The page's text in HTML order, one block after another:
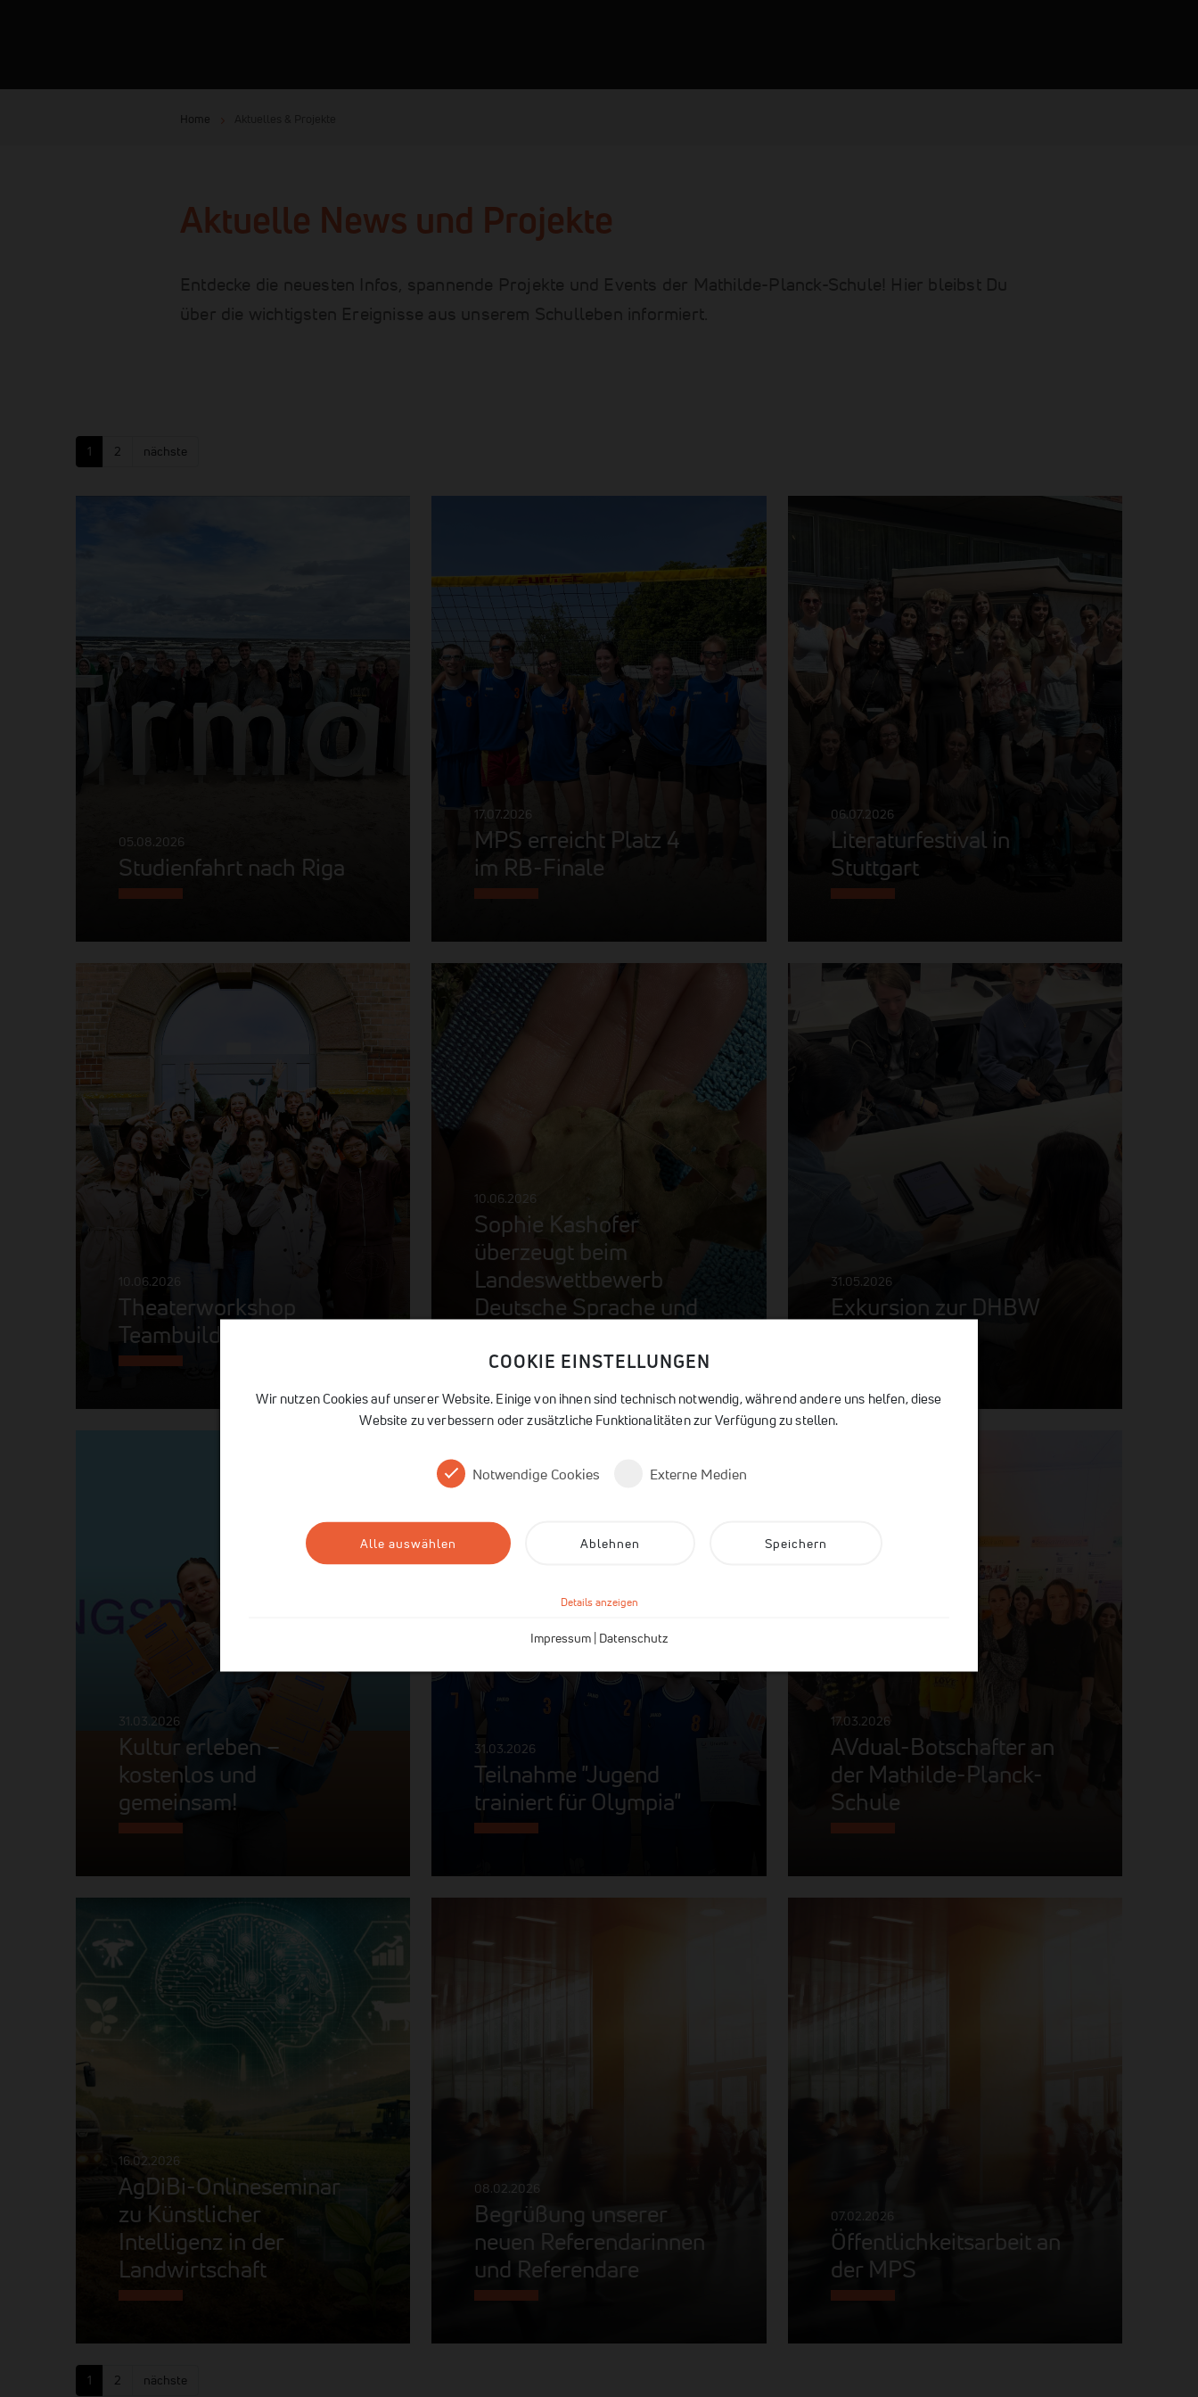
Home
Aktuelle News und Projekte
1 2 nächste
05.08.2026
Studienfahrt nach Riga
17.07.2026
MPS erreicht Platz 4
im RB-Finale
06.07.2026
Literaturfestival in
Stuttgart
10.06.2026
Theaterworkshop
Teambuilding
10.06.2026
Sophie Kashofer
überzeugt beim
Landeswettbewerb
Deutsche Sprache und
31.05.2026
Exkursion zur DHBW
31.03.2026
Kultur erleben –
kostenlos und
gemeinsam!
31.03.2026
Teilnahme "Jugend
trainiert für Olympia"
17.03.2026
AVdual-Botschafter an
der Mathilde-Planck-
Schule
16.02.2026
AgDiBi-Onlineseminar
zu Künstlicher
Intelligenz in der
Landwirtschaft
08.02.2026
Begrüßung unserer
neuen Referendarinnen
und Referendare
07.02.2026
Öffentlichkeitsarbeit an
der MPS
1 2 nächste
COOKIE EINSTELLUNGEN
Wir nutzen Cookies auf unserer Website. Einige von ihnen sind technisch notwendig, während andere uns helfen, diese
Website zu verbessern oder zusätzliche Funktionalitäten zur Verfügung zu stellen.
Notwendige Cookies Externe Medien
Alle auswählen Ablehnen Speichern
Details anzeigen
Impressum| Datenschutz